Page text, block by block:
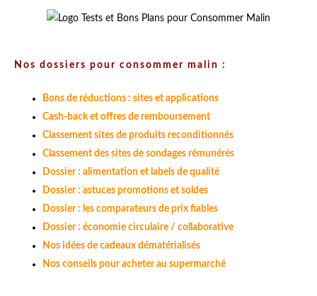
Nos dossiers pour consommer malin :
Bons de réductions : sites et applications
Cash-back et offres de remboursement
Classement sites de produits reconditionnés
Classement des sites de sondages rémunérés
Dossier : alimentation et labels de qualité
Dossier : astuces promotions et soldes
Dossier : les comparateurs de prix fiables
Dossier : économie circulaire / collaborative
Nos idées de cadeaux dématérialisés
Nos conseils pour acheter au supermarché